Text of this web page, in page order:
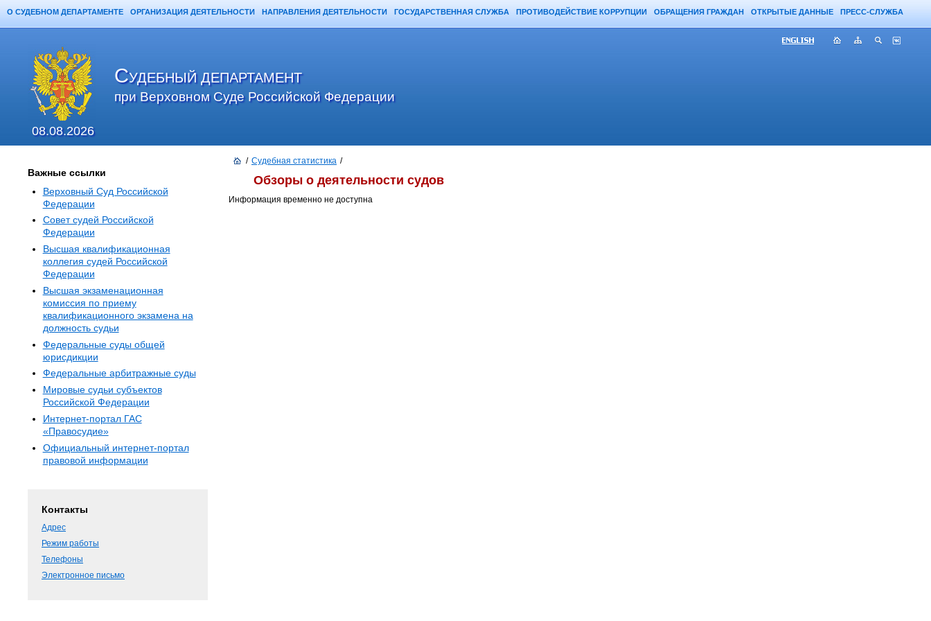
О СУДЕБНОМ ДЕПАРТАМЕНТЕ ОРГАНИЗАЦИЯ ДЕЯТЕЛЬНОСТИ НАПРАВЛЕНИЯ ДЕЯТЕЛЬНОСТИ ГОСУДАРСТВЕННАЯ СЛУЖБА ПРОТИВОДЕЙСТВИЕ КОРРУПЦИИ ОБРАЩЕНИЯ ГРАЖДАН ОТКРЫТЫЕ ДАННЫЕ ПРЕСС-СЛУЖБА
/ Судебная статистика /
Обзоры о деятельности судов
Информация временно не доступна
Важные ссылки
Верховный Суд Российской
Федерации
Совет судей Российской
Федерации
Высшая квалификационная
коллегия судей Российской
Федерации
Высшая экзаменационная
комиссия по приему
квалификационного экзамена на
должность судьи
Федеральные суды общей
юрисдикции
Федеральные арбитражные суды
Мировые судьи субъектов
Российской Федерации
Интернет-портал ГАС
«Правосудие»
Официальный интернет-портал
правовой информации
Контакты
Адрес
Режим работы
Телефоны
Электронное письмо
СУДЕБНЫЙ ДЕПАРТАМЕНТ
при Верховном Суде Российской Федерации
08.08.2026